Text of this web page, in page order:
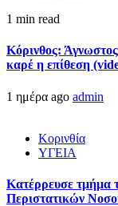
1 min read
Κόρινθος:
καρέ η επίθεση
1 ημέρα ago admin
Κορινθία
ΥΓΕΙΑ
Kατέρρευσε τμήμα
Περιστατικών